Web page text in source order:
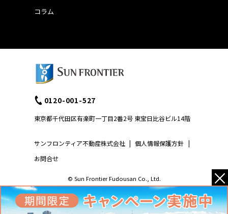
コラム
サンフロンティア不動産株式会社 | 個人情報保護方針 |
お問合せ
0120-001-527
東京都千代田区有楽町一丁目2番2号 東宝日比谷ビル14階
© Sun Frontier Fudousan Co., Ltd. ×